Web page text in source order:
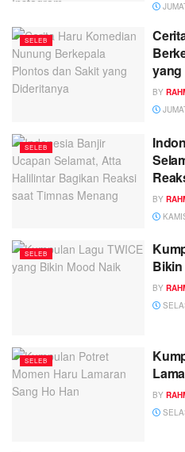
SELEB
yang
BY
SELEB
BY
SELEB
BY
SELEB
BY